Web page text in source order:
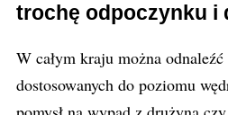
trochę odpoczynku i
W całym kraju można
dostosowanych do poziomu